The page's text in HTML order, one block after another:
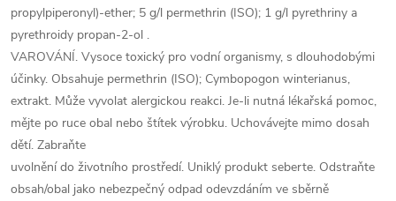
propylpiperonyl)-ether; 5 g/l permethrin (ISO); 1 g/l pyrethriny a
pyrethroidy propan-2-ol .
VAROVÁNÍ. Vysoce toxický pro vodní organismy, s dlouhodobými
účinky. Obsahuje permethrin (ISO); Cymbopogon winterianus,
extrakt. Může vyvolat alergickou reakci. Je-li nutná lékařská pomoc,
mějte po ruce obal nebo štítek výrobku. Uchovávejte mimo dosah
dětí. Zabraňte
uvolnění do životního prostředí. Uniklý produkt seberte. Odstraňte
obsah/obal jako nebezpečný odpad odevzdáním ve sběrně